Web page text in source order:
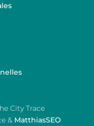
City Trace
& MatthiasSEO